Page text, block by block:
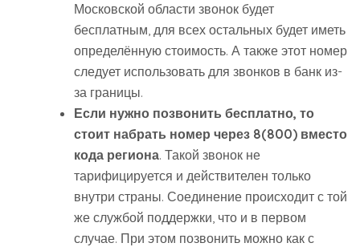
Московской области звонок будет
бесплатным, для всех остальных будет иметь
определённую стоимость. А также этот номер
следует использовать для звонков в банк из-
за границы.
Если нужно позвонить бесплатно, то
стоит набрать номер через 8(800) вместо
кода региона. Такой звонок не
тарифицируется и действителен только
внутри страны. Соединение происходит с той
же службой поддержки, что и в первом
случае. При этом позвонить можно как с